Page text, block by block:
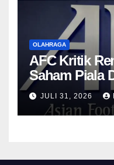
OLAHRAGA
AFC Kritik
Saham Piala
Transparansi
JULI 31, 2026